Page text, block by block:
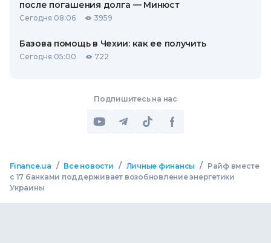
после погашения долга — Минюст
Сегодня 08:06 3959
Базова помощь в Чехии: как ее получить
Сегодня 05:00 722
Подпишитесь на нас
Finance.ua / Все новости / Личные финансы /
Райф вместе
с 17 банками поддерживает возобновление энергетики
Украины